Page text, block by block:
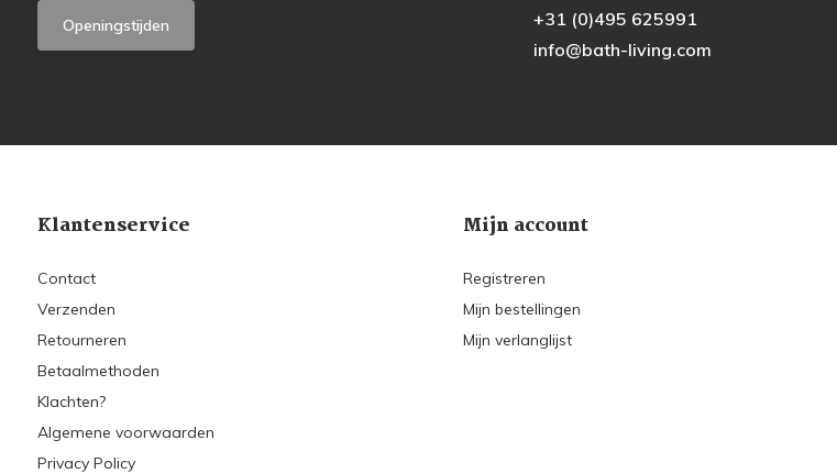
Openingstijden
+31 (0)495 625991
info@bath-living.com
Klantenservice
Contact
Verzenden
Retourneren
Betaalmethoden
Klachten?
Algemene voorwaarden
Privacy Policy
Mijn account
Registreren
Mijn bestellingen
Mijn verlanglijst